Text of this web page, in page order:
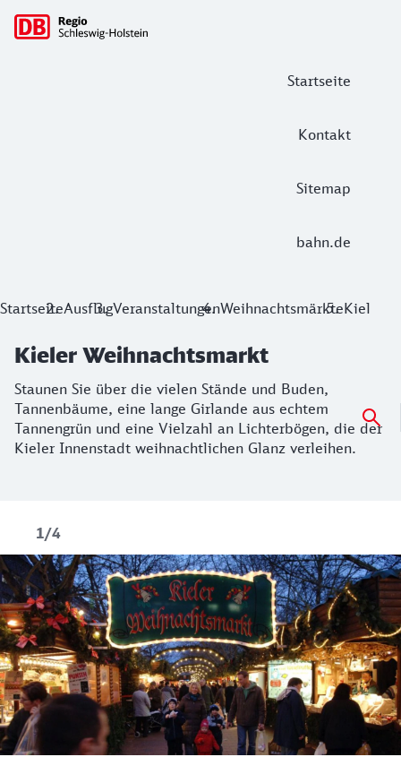
Startseite
Kontakt
Sitemap
bahn.de
Hauptnavigation
Kieler Weihnachtsmarkt
StartseiteAusflugVeranstaltungenWeihnachtsmärkteKiel
Kieler Weihnachtsmarkt
Staunen Sie über die vielen Stände und Buden,
Tannenbäume, eine lange Girlande aus echtem
Tannengrün und eine Vielzahl an Lichterbögen, die der
Kieler Innenstadt weihnachtlichen Glanz verleihen.
1/4